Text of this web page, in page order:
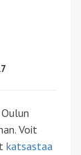
Voit
katsastaa